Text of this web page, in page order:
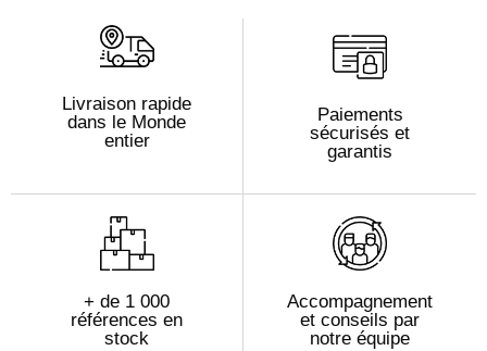
Livraison rapide
dans le Monde
entier
Paiements
sécurisés et
garantis
+ de 1 000
références en
stock
Accompagnement
et conseils par
notre équipe